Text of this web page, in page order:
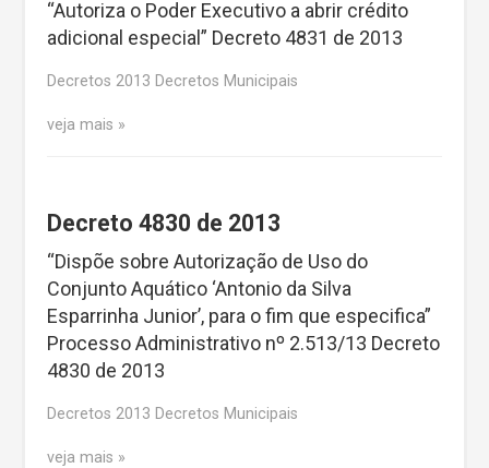
“Autoriza o Poder Executivo a abrir crédito
adicional especial” Decreto 4831 de 2013
Decretos 2013 Decretos Municipais
veja mais
Decreto 4830 de 2013
“Dispõe sobre Autorização de Uso do
Conjunto Aquático ‘Antonio da Silva
Esparrinha Junior’, para o fim que especifica”
Processo Administrativo nº 2.513/13 Decreto
4830 de 2013
Decretos 2013 Decretos Municipais
veja mais